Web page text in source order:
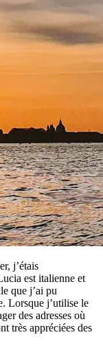
j’étais
est italienne et
que j’ai pu
Lorsque j’utilise le
des adresses où
très appréciées des